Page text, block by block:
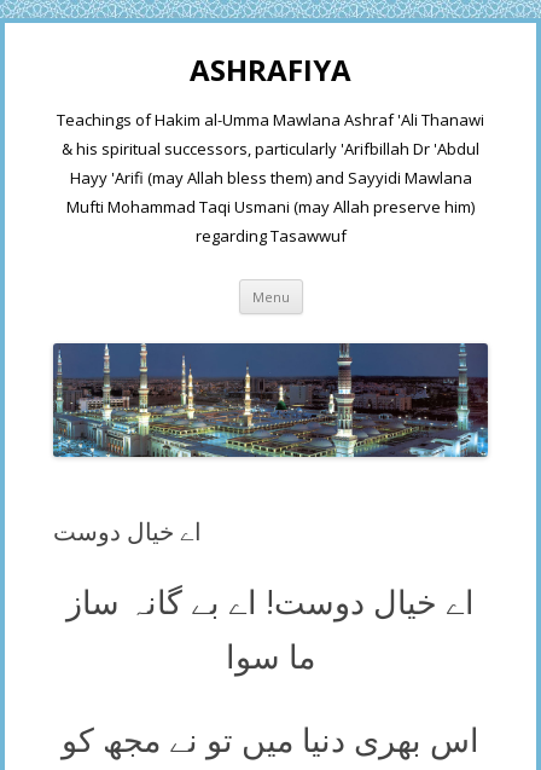
ASHRAFIYA
Teachings of Hakim al-Umma Mawlana Ashraf 'Ali Thanawi
& his spiritual successors, particularly 'Arifbillah Dr 'Abdul
Hayy 'Arifi (may Allah bless them) and Sayyidi Mawlana
Mufti Mohammad Taqi Usmani (may Allah preserve him)
regarding Tasawwuf
Menu Skip
content
اے خیال دوست
اے خیال دوست! اے بے گانہ ساز
ما سوا
اس بھری دنیا میں تو نے مجھ کو